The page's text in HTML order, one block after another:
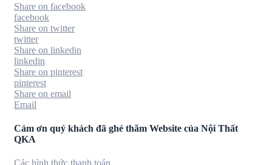
Share on facebook
facebook
Share on twitter
twitter
Share on linkedin
linkedin
Share on pinterest
pinterest
Share on email
Email
Cảm ơn quý khách đã ghé thăm Website của Nội Thất
QKA